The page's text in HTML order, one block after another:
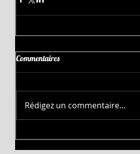
Commentaires
Rédigez un commentaire...